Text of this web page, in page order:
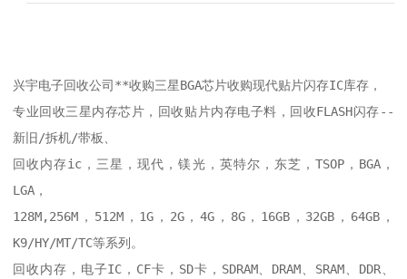
兴宇电子回收公司**收购三星BGA芯片收购现代贴片闪存IC库存，
专业回收三星内存芯片，回收贴片内存电子料，回收FLASH闪存--
新旧/拆机/带板、
回收内存ic，三星，现代，镁光，英特尔，东芝，TSOP，BGA，
LGA，
128M,256M，512M，1G，2G，4G，8G，16GB，32GB，64GB，
K9/HY/MT/TC等系列。
回收内存，电子IC，CF卡，SD卡，SDRAM、DRAM、SRAM、DDR、